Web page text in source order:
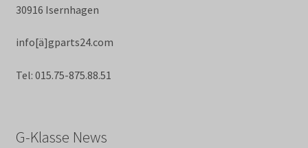
30916 Isernhagen
info[ä]gparts24.com
Tel: 015.75-875.88.51
G-Klasse News